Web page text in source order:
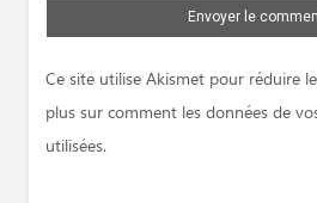
Ce site utilise Akismet pour réduire
plus sur comment les données de
utilisées.